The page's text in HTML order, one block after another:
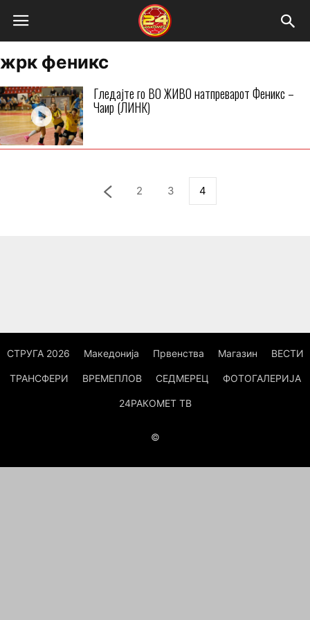
жрк феникс
Гледајте го ВО ЖИВО натпреварот Феникс –
Чаир (ЛИНК)
2 3 4
СТРУГА 2026 Македонија Првенства Магазин ВЕСТИ
ТРАНСФЕРИ ВРЕМЕПЛОВ СЕДМЕРЕЦ ФОТОГАЛЕРИЈА
24РАКОМЕТ ТВ
©